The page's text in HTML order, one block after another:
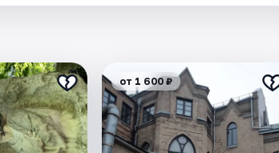
от 1 600 ₽